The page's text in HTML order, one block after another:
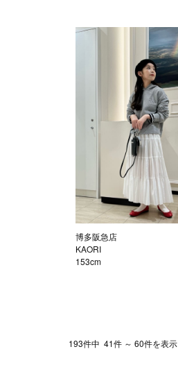
博多阪急店
KAORI
153cm
193件中 41件 ～ 60件を表示